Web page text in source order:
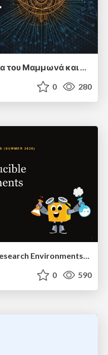
0 280
Portable & Reproducible Research Environments in the Age of AI Agents
0 590